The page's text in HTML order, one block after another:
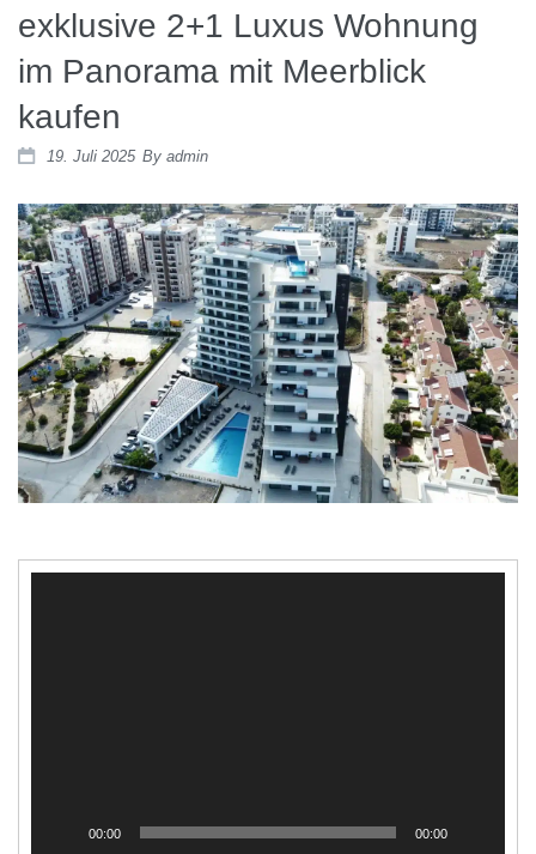
exklusive 2+1 Luxus Wohnung
im Panorama mit Meerblick
kaufen
19. Juli 2025 By admin
00:00 00:00